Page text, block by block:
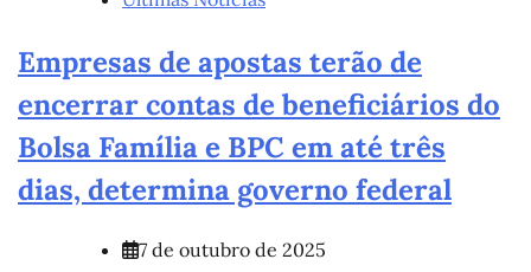
Empresas de apostas terão de
encerrar contas de beneficiários do
Bolsa Família e BPC em até três
dias, determina governo federal
7 de outubro de 2025